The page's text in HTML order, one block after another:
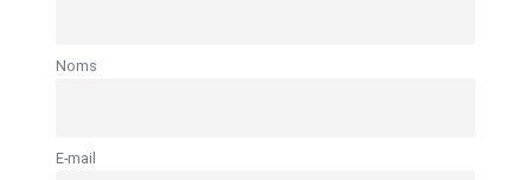
Noms
E-mail